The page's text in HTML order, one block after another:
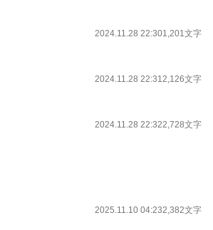
2024.11.28 22:301,201文字
2024.11.28 22:312,126文字
2024.11.28 22:322,728文字
2025.11.10 04:232,382文字